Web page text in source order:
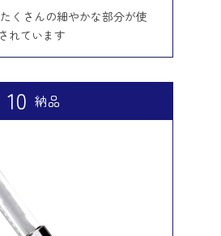
くさんの細やかな部分が使
れています
10 納品